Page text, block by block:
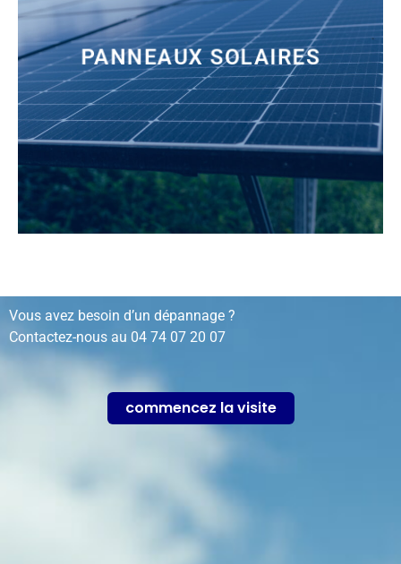
PANNEAUX SOLAIRES
installation, rénovation, dépannage…
Vous avez besoin d’un dépannage ?
Contactez-nous au 04 74 07 20 07
commencez la visite